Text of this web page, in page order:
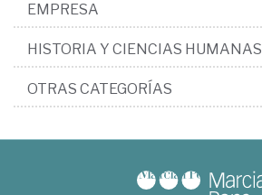
EMPRESA
HISTORIA Y CIENCIAS HUMANAS
OTRAS CATEGORÍAS